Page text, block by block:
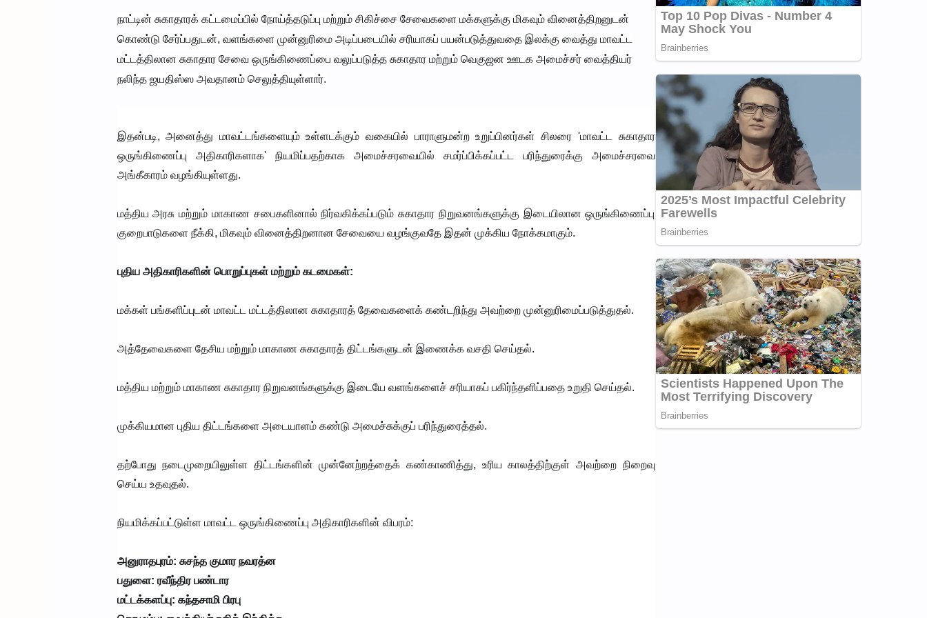
நாட்டின் சுகாதாரக் கட்டமைப்பில் நோய்த்தடுப்பு மற்றும் சிகிச்சை சேவைகளை மக்களுக்கு மிகவும் வினைத்திறனுடன்
கொண்டு சேர்ப்பதுடன், வளங்களை முன்னுரிமை அடிப்படையில் சரியாகப் பயன்படுத்துவதை இலக்கு வைத்து மாவட்ட
மட்டத்திலான சுகாதார சேவை ஒருங்கிணைப்பை வலுப்படுத்த சுகாதார மற்றும் வெகுஜன ஊடக அமைச்சர் வைத்தியர்
நலிந்த ஜயதிஸ்ஸ அவதானம் செலுத்தியுள்ளார்.
இதன்படி, அனைத்து மாவட்டங்களையும் உள்ளடக்கும் வகையில் பாராளுமன்ற உறுப்பினர்கள் சிலரை 'மாவட்ட சுகாதார
ஒருங்கிணைப்பு அதிகாரிகளாக' நியமிப்பதற்காக அமைச்சரவையில் சமர்ப்பிக்கப்பட்ட பரிந்துரைக்கு அமைச்சரவை
அங்கீகாரம் வழங்கியுள்ளது.
மத்திய அரசு மற்றும் மாகாண சபைகளினால் நிர்வகிக்கப்படும் சுகாதார நிறுவனங்களுக்கு இடையிலான ஒருங்கிணைப்பு
குறைபாடுகளை நீக்கி, மிகவும் வினைத்திறனான சேவையை வழங்குவதே இதன் முக்கிய நோக்கமாகும்.
புதிய அதிகாரிகளின் பொறுப்புகள் மற்றும் கடமைகள்:
மக்கள் பங்களிப்புடன் மாவட்ட மட்டத்திலான சுகாதாரத் தேவைகளைக் கண்டறிந்து அவற்றை முன்னுரிமைப்படுத்துதல்.
அத்தேவைகளை தேசிய மற்றும் மாகாண சுகாதாரத் திட்டங்களுடன் இணைக்க வசதி செய்தல்.
மத்திய மற்றும் மாகாண சுகாதார நிறுவனங்களுக்கு இடையே வளங்களைச் சரியாகப் பகிர்ந்தளிப்பதை உறுதி செய்தல்.
முக்கியமான புதிய திட்டங்களை அடையாளம் கண்டு அமைச்சுக்குப் பரிந்துரைத்தல்.
தற்போது நடைமுறையிலுள்ள திட்டங்களின் முன்னேற்றத்தைக் கண்காணித்து, உரிய காலத்திற்குள் அவற்றை நிறைவு
செய்ய உதவுதல்.
நியமிக்கப்பட்டுள்ள மாவட்ட ஒருங்கிணைப்பு அதிகாரிகளின் விபரம்:
அனுராதபுரம்: சுசந்த குமார நவரத்ன
பதுளை: ரவீந்திர பண்டார
மட்டக்களப்பு: கந்தசாமி பிரபு